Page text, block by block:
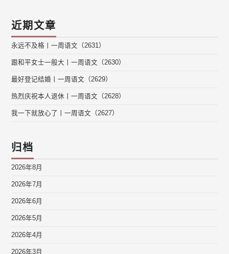
近期文章
永远不及格丨一周语文（2631）
跟和平女士一般大丨一周语文（2630）
最好登记结婚丨一周语文（2629）
热烈庆祝本人退休丨一周语文（2628）
我一下就放心了丨一周语文（2627）
归档
2026年8月
2026年7月
2026年6月
2026年5月
2026年4月
2026年3月